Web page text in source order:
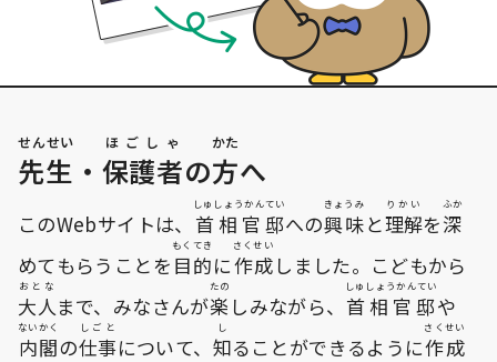
先生
せんせい
・ 保護者
ほごしゃ
の方
かた
へ
このWebサイトは、 首相官邸
しゅしょうかんてい
への興味
きょうみ
と理解
りかい
を深
ふか
めてもらうことを 目的
もくてき
に作成
さくせい
しました。こどもから
大人
おとな
まで、みなさんが楽
たの
しみながら、 首相官邸
しゅしょうかんてい
や
内閣
ないかく
の仕事
しごと
について、 知
し
ることができるように作成
さくせい